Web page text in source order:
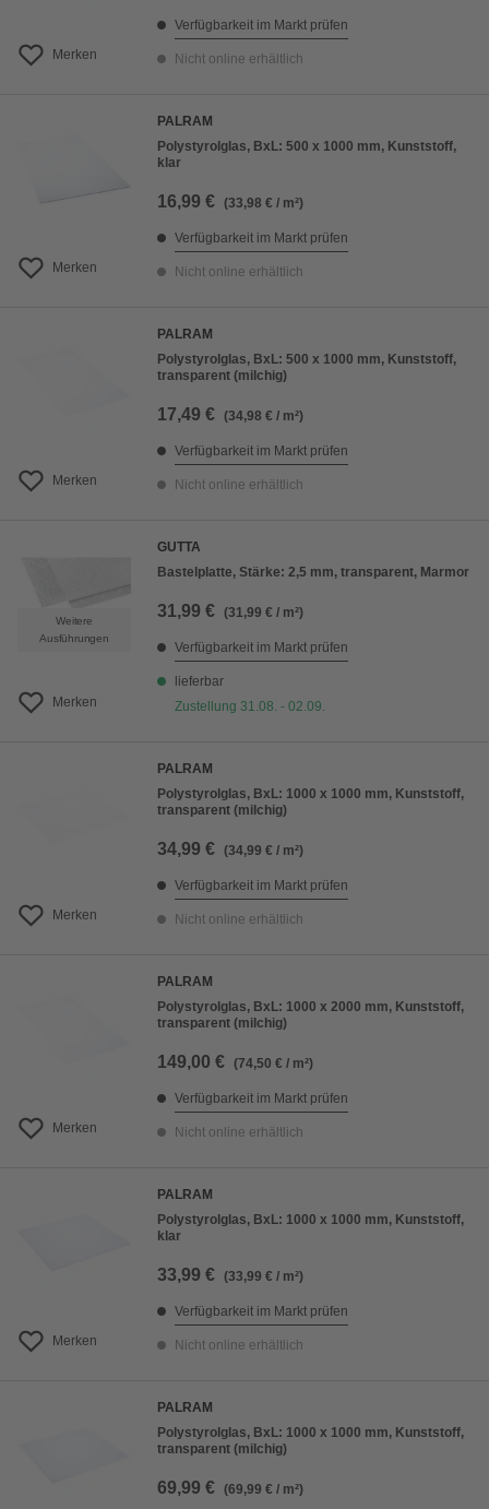
Merken
Verfügbarkeit im Markt prüfen
Nicht online erhältlich
Merken
PALRAM
Polystyrolglas, BxL: 500 x 1000 mm, Kunststoff,
klar
16,99 € (33,98 € / m²)
Verfügbarkeit im Markt prüfen
Nicht online erhältlich
Merken
PALRAM
Polystyrolglas, BxL: 500 x 1000 mm, Kunststoff,
transparent (milchig)
17,49 € (34,98 € / m²)
Verfügbarkeit im Markt prüfen
Nicht online erhältlich
Weitere
Ausführungen
Merken
GUTTA
Bastelplatte, Stärke: 2,5 mm, transparent, Marmor
31,99 € (31,99 € / m²)
Verfügbarkeit im Markt prüfen
lieferbar
Zustellung 31.08. - 02.09.
Merken
PALRAM
Polystyrolglas, BxL: 1000 x 1000 mm, Kunststoff,
transparent (milchig)
34,99 € (34,99 € / m²)
Verfügbarkeit im Markt prüfen
Nicht online erhältlich
Merken
PALRAM
Polystyrolglas, BxL: 1000 x 2000 mm, Kunststoff,
transparent (milchig)
149,00 € (74,50 € / m²)
Verfügbarkeit im Markt prüfen
Nicht online erhältlich
Merken
PALRAM
Polystyrolglas, BxL: 1000 x 1000 mm, Kunststoff,
klar
33,99 € (33,99 € / m²)
Verfügbarkeit im Markt prüfen
Nicht online erhältlich
PALRAM
Polystyrolglas, BxL: 1000 x 1000 mm, Kunststoff,
transparent (milchig)
69,99 € (69,99 € / m²)